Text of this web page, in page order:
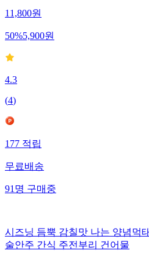
11,800원
50%5,900원
4.3
(4)
177 적립
무료배송
91 명 구매중
시즈닝 듬뿍 감칠맛 나는 양념먹
술안주 간식 주전부리 건어물